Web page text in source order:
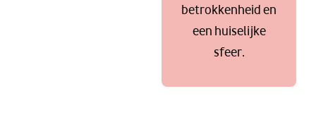
betrokkenheid en
een huiselijke
sfeer.